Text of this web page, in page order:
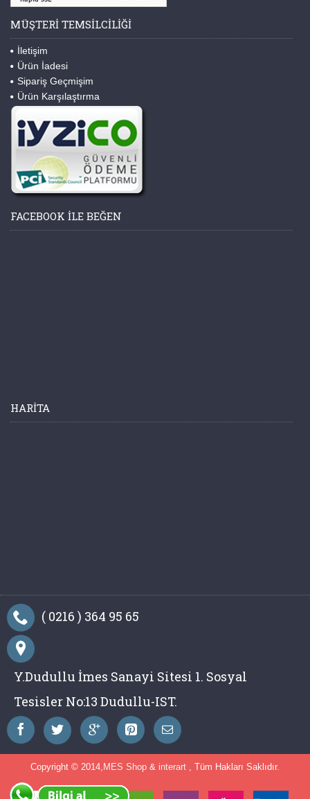
MÜŞTERI TEMSILCILIĞI
İletişim
Ürün İadesi
Sipariş Geçmişim
Ürün Karşılaştırma
FACEBOOK ILE BEĞEN
HARITA
( 0216 ) 364 95 65
Y.Dudullu İmes Sanayi Sitesi 1. Sosyal
Tesisler No:13 Dudullu-IST.
Copyright © 2014, MES Shop & interart , Tüm Hakları Saklıdır.